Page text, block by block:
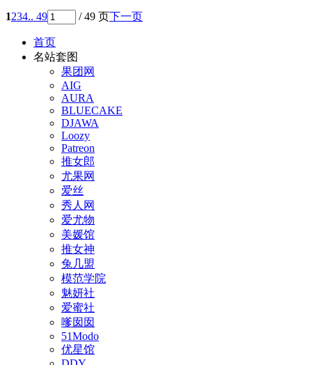
1234.. 49 / 49 页下一页
首页
名站套图
果团网
AIG
AURA
BLUECAKE
DJAWA
Loozy
Patreon
推女郎
尤果网
爱丝
秀人网
爱尤物
美媛馆
推女神
兔几盟
模范学院
魅妍社
爱蜜社
嗲囡囡
51Modo
优星馆